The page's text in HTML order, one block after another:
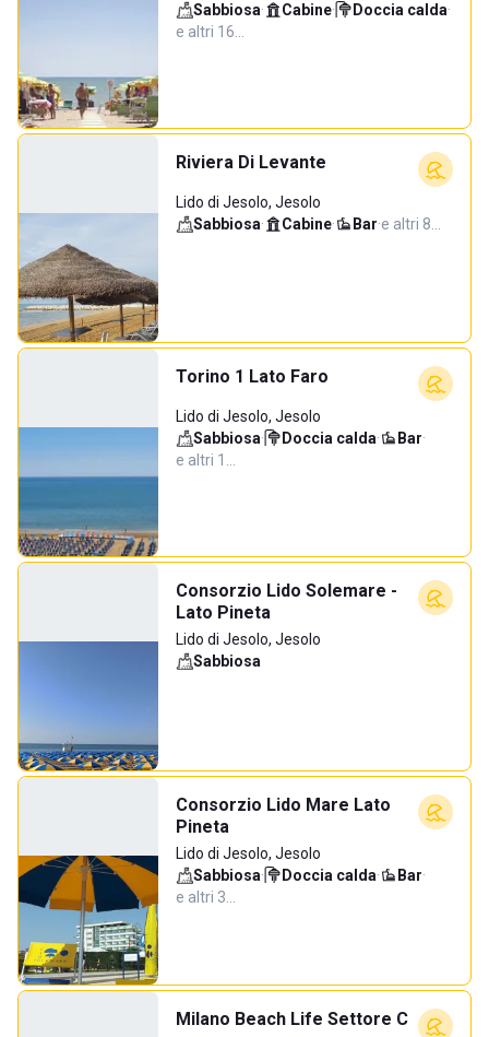
Sabbiosa· Cabine· Doccia calda·
e altri 16…
Riviera Di Levante
Lido di Jesolo, Jesolo
Sabbiosa· Cabine· Bar·e altri 8…
Torino 1 Lato Faro
Lido di Jesolo, Jesolo
Sabbiosa· Doccia calda· Bar·
e altri 1…
Consorzio Lido Solemare -
Lato Pineta
Lido di Jesolo, Jesolo
Sabbiosa
Consorzio Lido Mare Lato
Pineta
Lido di Jesolo, Jesolo
Sabbiosa· Doccia calda· Bar·
e altri 3…
Milano Beach Life Settore C